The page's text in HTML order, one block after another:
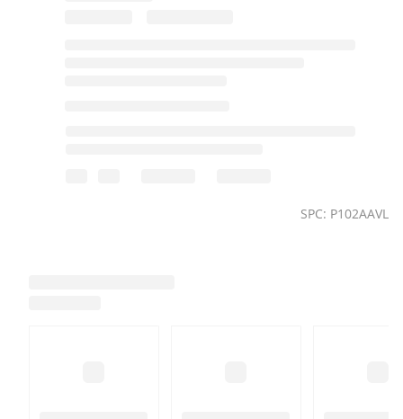
SPC: P102AAVL